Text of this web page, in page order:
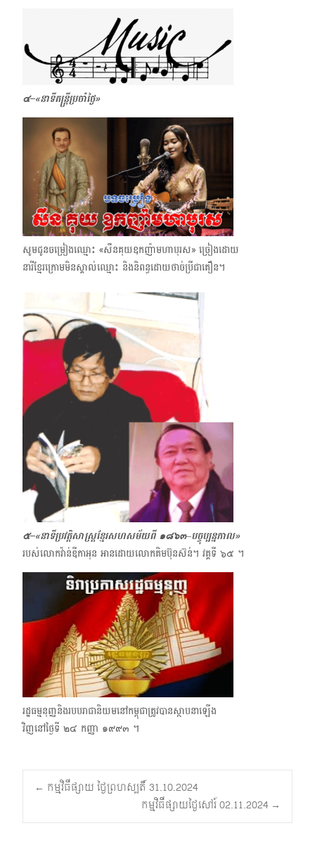
๔–«នាទីតន្ត្រីប្រចាំថ្ងៃ្ង»
សូមជូនចម្រៀងឈ្មោះ «សឺនគុយ​ឧកញ៉ាមហាបុរស» ច្រៀងដោយ
នារីខ្មែរក្រោមមិនស្គាល់ឈ្មោះ និងនិពន្ធដោយ​​ថាច់ប្រីជាគឿន។
๕–«នាទីប្រវត្តិសាស្ត្រខ្មែរសហសម័យពី ๑๘๖๓–បច្ចុប្បន្នកាល»
របស់លោកវ៉ាន់ឌីកាអុន អានដោយលោកគិមប៊ុនស៊ន់។ វគ្គទី ๖๕ ។
រដ្ឋធម្មនុញ្ញ​និងរបបរាជានិយមនៅកម្ពុជាត្រូវបានស្ថាបនាឡើង
វិញនៅថ្ងៃទី ๒๔ កញ្ញា ๑๙๙๓ ។
Post
navigation
← កម្មវិធីផ្សាយ ថ្ងៃព្រហស្បតិ៍ 31.10.2024
កម្មវិធីផ្សាយថ្ងៃសៅរ៍ 02.11.2024 →